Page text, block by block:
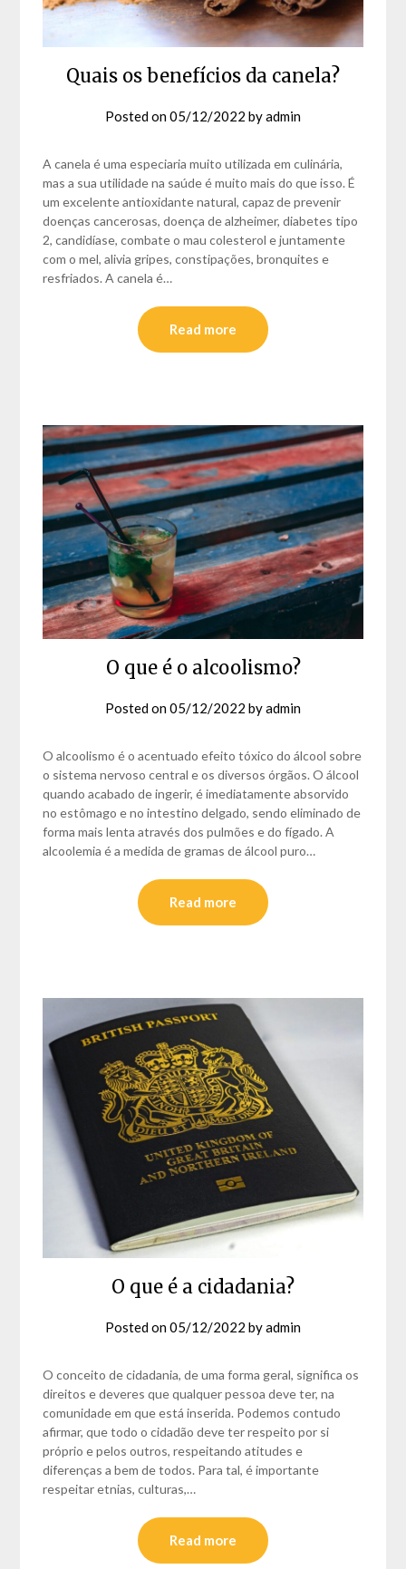
Quais os benefícios da canela?
Posted on05/12/2022 byadmin
A canela é uma especiaria muito utilizada em culinária,
mas a sua utilidade na saúde é muito mais do que isso. É
um excelente antioxidante natural, capaz de prevenir
doenças cancerosas, doença de alzheimer, diabetes tipo
2, candidíase, combate o mau colesterol e juntamente
com o mel, alivia gripes, constipações, bronquites e
resfriados. A canela é…
Read more
O que é o alcoolismo?
Posted on05/12/2022 byadmin
O alcoolismo é o acentuado efeito tóxico do álcool sobre
o sistema nervoso central e os diversos órgãos. O álcool
quando acabado de ingerir, é imediatamente absorvido
no estômago e no intestino delgado, sendo eliminado de
forma mais lenta através dos pulmões e do fígado. A
alcoolemia é a medida de gramas de álcool puro…
Read more
O que é a cidadania?
Posted on05/12/2022 byadmin
O conceito de cidadania, de uma forma geral, significa os
direitos e deveres que qualquer pessoa deve ter, na
comunidade em que está inserida. Podemos contudo
afirmar, que todo o cidadão deve ter respeito por si
próprio e pelos outros, respeitando atitudes e
diferenças a bem de todos. Para tal, é importante
respeitar etnias, culturas,…
Read more